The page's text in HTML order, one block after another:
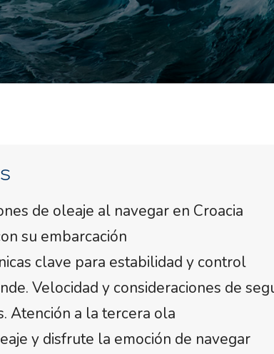
de oleaje al navegar en Croacia
su embarcación
clave para estabilidad y control
Velocidad y consideraciones de
Atención a la tercera ola
y disfrute la emoción de navegar